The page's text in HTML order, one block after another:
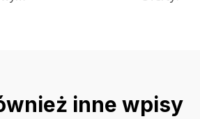
inne wpisy